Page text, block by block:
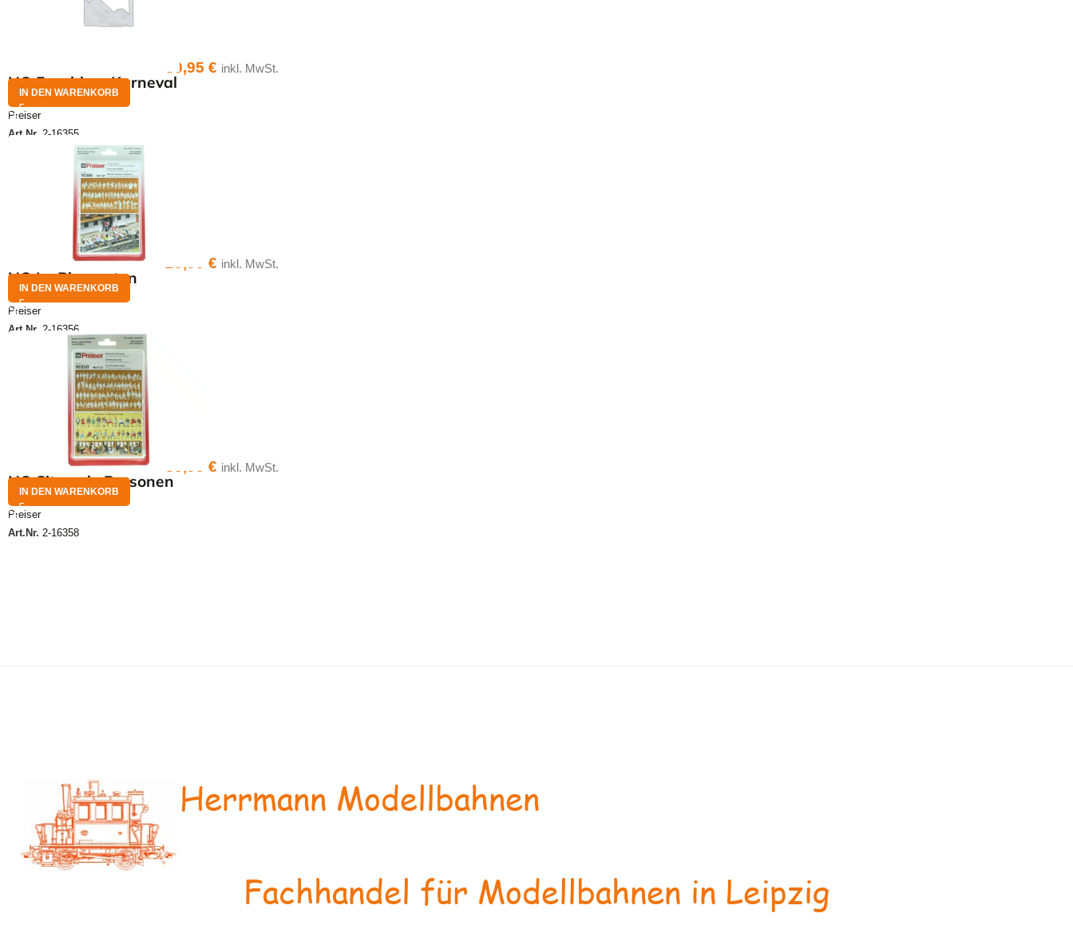
HO Fasching, Karneval
Preiser
Art.Nr. 2-16355
30,95€ inkl. MwSt.
IN DEN WARENKORB
HO Im Biergarten
Preiser
Art.Nr. 2-16356
20,90€ inkl. MwSt.
IN DEN WARENKORB
HO Sitzende Personen
Preiser
Art.Nr. 2-16358
30,95€ inkl. MwSt.
IN DEN WARENKORB
Herrmann Modellbahnen
Fachhandel für Modellbahnen in Leipzig